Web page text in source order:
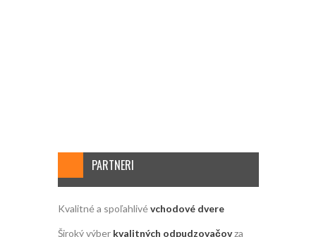
PARTNERI
Kvalitné a spoľahlivévchodové dvere
Široký výber kvalitných odpudzovačovza